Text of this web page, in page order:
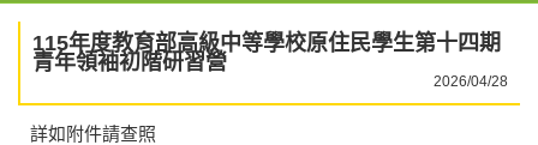
115年度教育部高級中等學校原住民學生第十四期
青年領袖初階研習營
2026/04/28
詳如附件請查照